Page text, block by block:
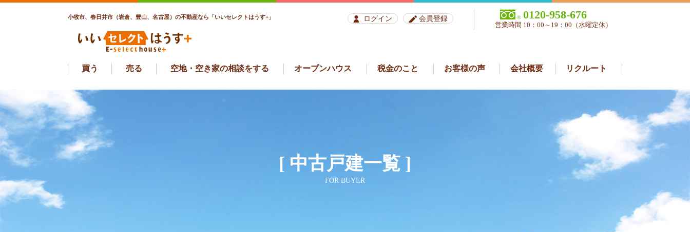
小牧市、春日井市（岩倉、豊山、名古屋）の不動産なら「いいセレクトはうす+」 0120-958-676
営業時間 10：00～19：00（水曜定休）
ログイン 会員登録
買う 売る 空地・空き家の相談をする オープンハウス 税金のこと お客様の声 会社概要 リクルート
[ 中古戸建一覧 ]
FOR BUYER